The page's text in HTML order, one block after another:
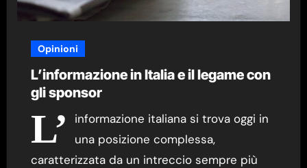
Opinioni
L’informazione in Italia e il legame con
gli sponsor
L’
informazione italiana si trova oggi in
una posizione complessa,
caratterizzata da un intreccio sempre più